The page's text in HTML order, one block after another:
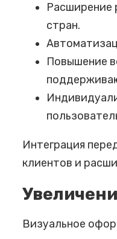
Расширение
стран.
Повышение
Интеграция
клиентов и
Визуальное